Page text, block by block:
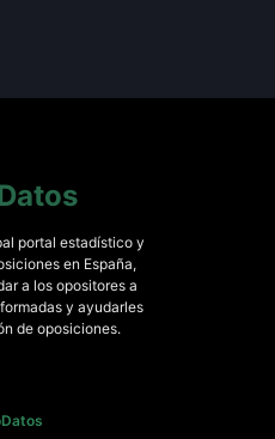
portal estadístico y
en España,
a los opositores a
y ayudarles
de oposiciones.